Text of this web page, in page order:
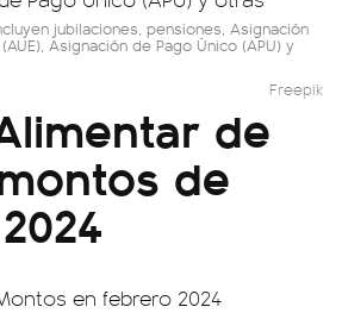
jubilaciones, pensiones, Asignación
Asignación de Pago Único (APU) y
Freepik
de
de
en febrero 2024